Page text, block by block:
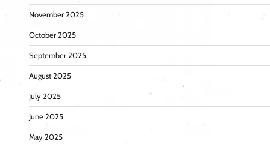
November 2025
October 2025
September 2025
August 2025
July 2025
June 2025
May 2025